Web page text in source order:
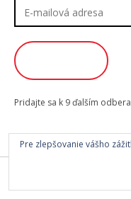
adresa
Pridajte sa k 9 ďalším
Pre zlepšovanie vášho